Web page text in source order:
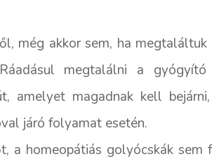
még akkor sem, ha
megtalálni a
amelyet magadnak kell
járó folyamat esetén.
homeopátiás golyócskák sem